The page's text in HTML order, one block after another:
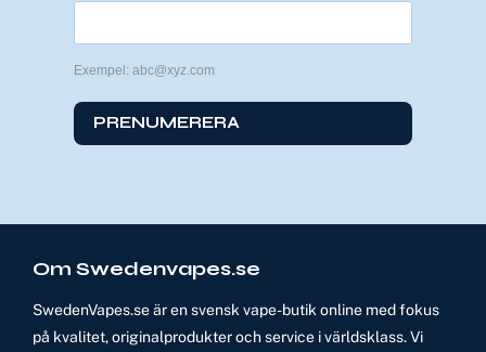
Exempel: abc@xyz.com
PRENUMERERA
Om Swedenvapes.se
SwedenVapes.se är en svensk vape-butik online med fokus
på kvalitet, originalprodukter och service i världsklass. Vi